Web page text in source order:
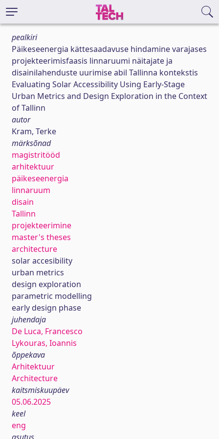
pealkiri
Päikeseenergia kättesaadavuse hindamine varajases
projekteerimisfaasis linnaruumi näitajate ja
disainilahenduste uurimise abil Tallinna kontekstis
Evaluating Solar Accessibility Using Early-Stage
Urban Metrics and Design Exploration in the Context
of Tallinn
autor
Kram, Terke
märksõnad
magistritööd
arhitektuur
päikeseenergia
linnaruum
disain
Tallinn
projekteerimine
master's theses
architecture
solar accesibility
urban metrics
design exploration
parametric modelling
early design phase
juhendaja
De Luca, Francesco
Lykouras, Ioannis
õppekava
Arhitektuur
Architecture
kaitsmiskuupäev
05.06.2025
keel
eng